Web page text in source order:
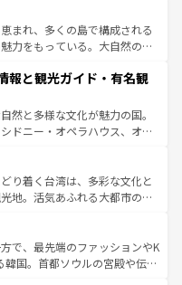
ショッピング、エンターテイ
スポットだ。一方、アメリカ
ランドキャニオンやイエロー
音楽と美食が融合した独特の
カの各地域で異なる魅力を楽
かな歴史を感じることができ
ップや列車の旅も、アメリカ
まれ、多くの島で構成される
力をもっている。大自然の神
定番の観光地といえばオアフ
ならマウイ島やカウアイ島が
ンに輝く海をはじめ、豊かな
「アロハスピリット」と呼ば
ドやハワイアンミュージッ
、すべてがハワイの魅力を彩
い発見と感動が待っているハ
報と観光ガイド・有名観
然と多様な文化が魅力の国。
ドニー・オペラハウス、オー
びえるウルル（エアーズロッ
生林やケアンズの熱帯雨林な
た、カフェやワイン、オージ
しており、サーフィンやダイ
ウトドア好きにはたまらな
魅力を存分に味わいつくそ
り着く台湾は、多彩な文化と
地。活気あふれる大都市の台
る台湾東部など、都市の喧騒
り、訪れる人に新しい発見と
た、奥深い台湾の食文化も魅
で、最先端のファッションやK
国。首都ソウルの宮殿や伝統